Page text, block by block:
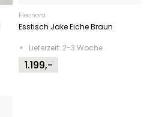
Eleonora
Esstisch Jake Eiche Braun
Lieferzeit: 2-3 Woche
1.199,-